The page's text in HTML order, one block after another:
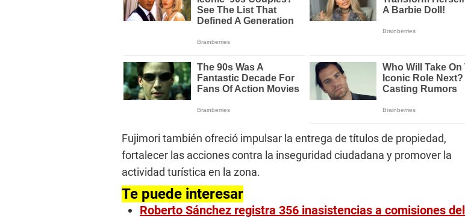
Fujimori también ofreció impulsar la entrega de títulos de propiedad,
fortalecer las acciones contra la inseguridad ciudadana y promover la
actividad turística en la zona.
Te puede interesar
Roberto Sánchez registra 356 inasistencias a comisiones del